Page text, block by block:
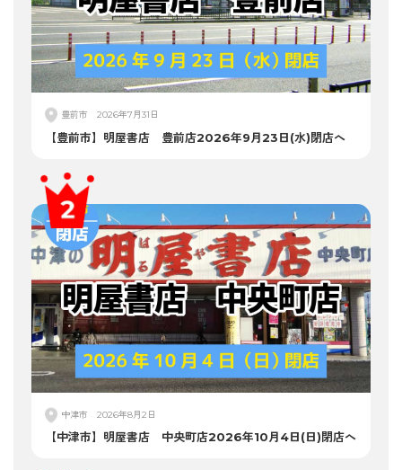
豊前市 2026年7月31日
【豊前市】明屋書店 豊前店2026年9月23日(水)閉店へ
中津市 2026年8月2日
【中津市】明屋書店 中央町店2026年10月4日(日)閉店へ